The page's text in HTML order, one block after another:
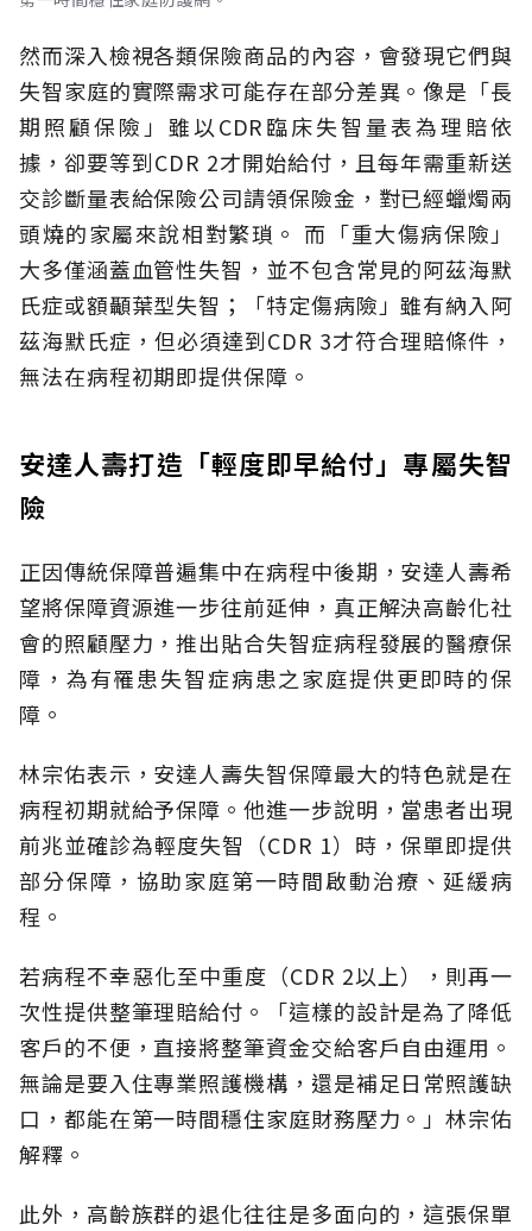
然而深入檢視各類保險商品的內容，會發現它們與
失智家庭的實際需求可能存在部分差異。像是「長
期照顧保險」雖以CDR臨床失智量表為理賠依
據，卻要等到CDR 2才開始給付，且每年需重新送
交診斷量表給保險公司請領保險金，對已經蠟燭兩
頭燒的家屬來說相對繁瑣。 而「重大傷病保險」
大多僅涵蓋血管性失智，並不包含常見的阿茲海默
氏症或額顳葉型失智；「特定傷病險」雖有納入阿
茲海默氏症，但必須達到CDR 3才符合理賠條件，
無法在病程初期即提供保障。
安達人壽打造「輕度即早給付」專屬失智
險
正因傳統保障普遍集中在病程中後期，安達人壽希
望將保障資源進一步往前延伸，真正解決高齡化社
會的照顧壓力，推出貼合失智症病程發展的醫療保
障，為有罹患失智症病患之家庭提供更即時的保
障。
林宗佑表示，安達人壽失智保障最大的特色就是在
病程初期就給予保障。他進一步說明，當患者出現
前兆並確診為輕度失智（CDR 1）時，保單即提供
部分保障，協助家庭第一時間啟動治療、延緩病
程。
若病程不幸惡化至中重度（CDR 2以上），則再一
次性提供整筆理賠給付。「這樣的設計是為了降低
客戶的不便，直接將整筆資金交給客戶自由運用。
無論是要入住專業照護機構，還是補足日常照護缺
口，都能在第一時間穩住家庭財務壓力。」林宗佑
解釋。
此外，高齡族群的退化往往是多面向的，這張保單